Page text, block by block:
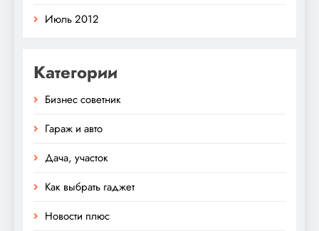
Июль 2012
Категории
Бизнес советник
Гараж и авто
Дача, участок
Как выбрать гаджет
Новости плюс